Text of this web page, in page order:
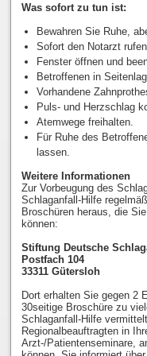
Was sofort zu tun ist:
Bewahren Sie Ruhe,
Sofort den Notarzt
Fenster öffnen und
Betroffenen in
Vorhandene
Puls- und Herzschlag
Atemwege freihalten.
Für Ruhe des
lassen.
Weitere Informationen
Zur Vorbeugung des
Schlaganfall-Hilfe
Broschüren heraus, die
können:
Stiftung Deutsche
Postfach 104
33311 Gütersloh
Dort erhalten Sie gegen 2
30seitige Broschüre zu
Schlaganfall-Hilfe
Regionalbeauftragten in
Arzt-/Patientenseminare,